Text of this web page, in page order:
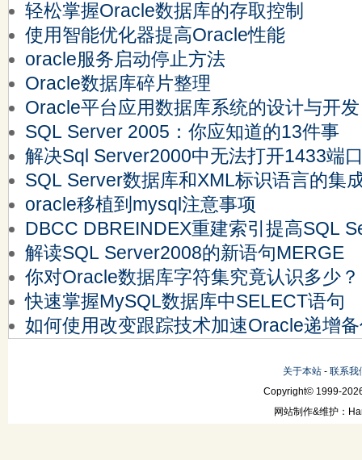
轻松掌握Oracle数据库的存取控制
使用智能优化器提高Oracle性能
oracle服务启动停止方法
Oracle数据库碎片整理
Oracle平台应用数据库系统的设计与开发
SQL Server 2005：你应知道的13件事
解决Sql Server2000中无法打开1433端
SQL Server数据库和XML标识语言的集
oracle移植到mysql注意事项
DBCC DBREINDEX重建索引提高SQL
解读SQL Server2008的新语句MERGE
你对Oracle数据库字符集究竟认识多少？
快速掌握MySQL数据库中SELECT语句
如何使用改变跟踪技术加速Oracle递增
关于本站 - 联系我
Copyright© 1999-
网站制作&维护：